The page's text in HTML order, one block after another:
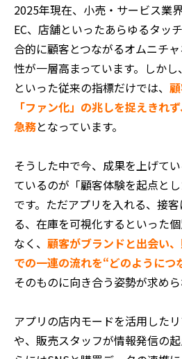
2025年現在、小売・サービス業
EC、店舗といったあらゆるタッ
合的に顧客とつながるオムニチ
性が一層高まっています。しか
といった従来の指標だけでは、
「ファン化」の兆しを捉えきれ
急務となっています。
そうした中で今、成果を上げて
ているのが「顧客体験を起点と
です。ただアプリを入れる、接
る、在庫を可視化するといった
なく、 顧客がブランドと出会い
での一連の流れを“どのようにつ
そのものに向き合う姿勢が求めら
アプリの店内モードを活用した
や、販売スタッフが情報発信の